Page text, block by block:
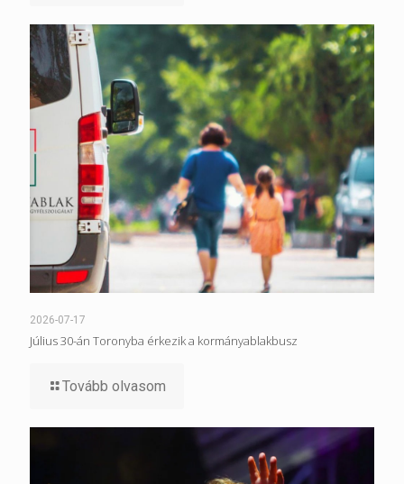
2026-07-17
Július 30-án Toronyba érkezik a kormányablakbusz
Tovább olvasom